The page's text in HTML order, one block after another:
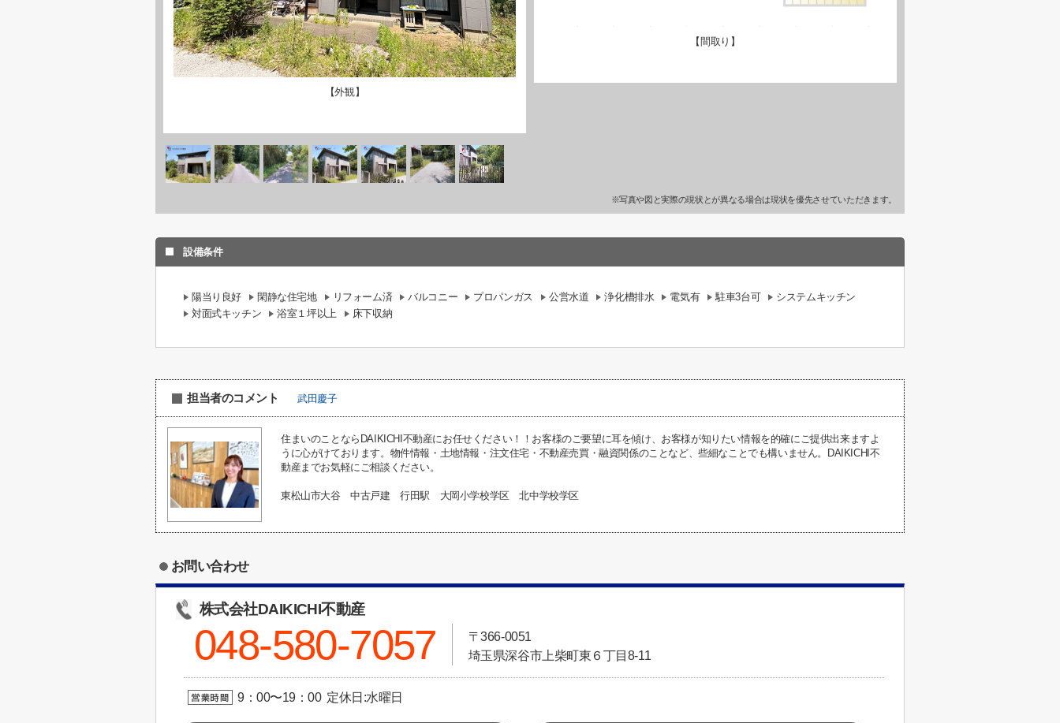
【外観】
【間取り】
※写真や図と実際の現状とが異なる場合は現状を優先させていただきます。
設備条件
陽当り良好 閑静な住宅地 リフォーム済 バルコニー プロパンガス 公営水道 浄化槽排水 電気有 駐車3台可
システムキッチン
対面式キッチン
浴室１坪以上 床下収納
担当者のコメント 武田慶子
住まいのことならDAIKICHI不動産にお任せください！！お客様のご要望に耳を傾け、お客様が知りたい情報を的確にご提供出来ますよ
うに心がけております。物件情報・土地情報・注文住宅・不動産売買・融資関係のことなど、些細なことでも構いません。DAIKICHI不
動産までお気軽にご相談ください。
東松山市大谷 中古戸建 行田駅 大岡小学校学区 北中学校学区
お問い合わせ
株式会社DAIKICHI不動産
048-580-7057
〒366-0051
埼玉県深谷市上柴町東６丁目8-11
9：00〜19：00 定休日:水曜日